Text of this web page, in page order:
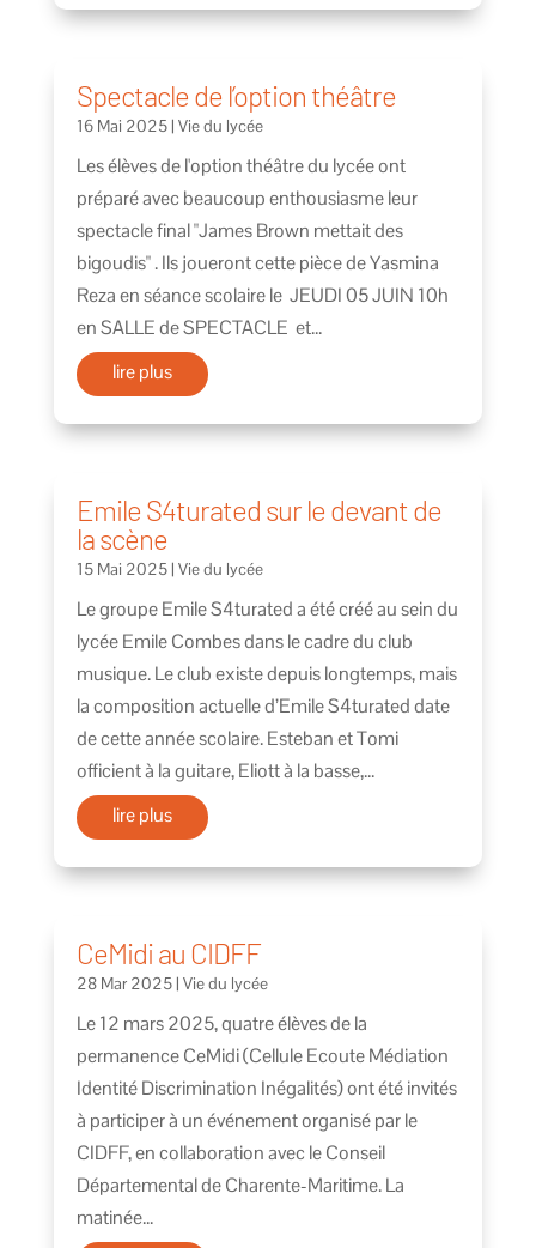
Spectacle de l’option théâtre
16 Mai 2025| Vie du lycée
Les élèves de l'option théâtre du lycée ont
préparé avec beaucoup enthousiasme leur
spectacle final "James Brown mettait des
bigoudis" . Ils joueront cette pièce de Yasmina
Reza en séance scolaire le JEUDI 05 JUIN 10h
en SALLE de SPECTACLE et...
lire plus
Emile S4turated sur le devant de
la scène
15 Mai 2025| Vie du lycée
Le groupe Emile S4turated a été créé au sein du
lycée Emile Combes dans le cadre du club
musique. Le club existe depuis longtemps, mais
la composition actuelle d’Emile S4turated date
de cette année scolaire. Esteban et Tomi
officient à la guitare, Eliott à la basse,...
lire plus
CeMidi au CIDFF
28 Mar 2025| Vie du lycée
Le 12 mars 2025, quatre élèves de la
permanence CeMidi (Cellule Ecoute Médiation
Identité Discrimination Inégalités) ont été invités
à participer à un événement organisé par le
CIDFF, en collaboration avec le Conseil
Départemental de Charente-Maritime. La
matinée...